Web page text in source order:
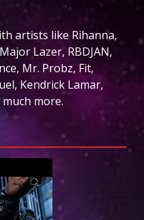
artists like Rihanna,
Lazer, RBDJAN,
Mr. Probz, Fit,
Kendrick Lamar,
much more.